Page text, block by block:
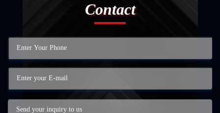
Contact